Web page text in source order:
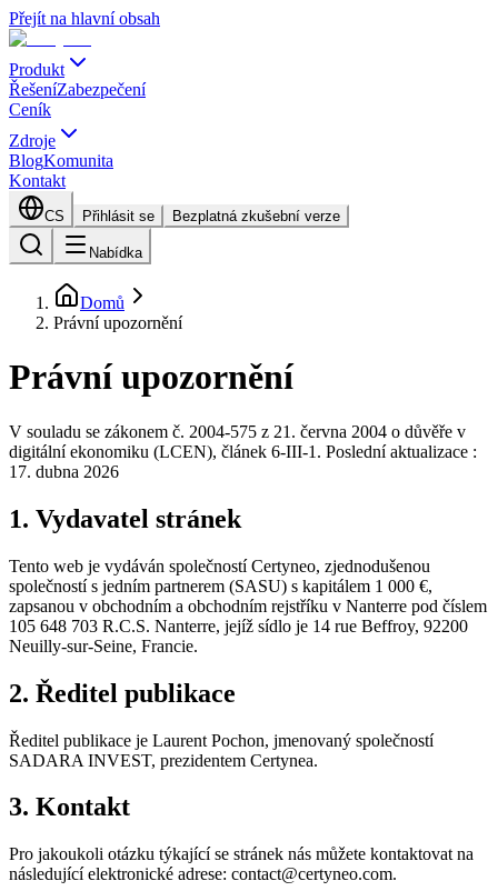
Přejít na hlavní obsah
Produkt
ŘešeníZabezpečení
Ceník
Zdroje
BlogKomunita
Kontakt
CS Přihlásit se Bezplatná zkušební verze
Nabídka
Domů
Právní upozornění
Právní upozornění
V souladu se zákonem č. 2004-575 z 21. června 2004 o důvěře v
digitální ekonomiku (LCEN), článek 6-III-1. Poslední aktualizace :
17. dubna 2026
1. Vydavatel stránek
Tento web je vydáván společností Certyneo, zjednodušenou
společností s jedním partnerem (SASU) s kapitálem 1 000 €,
zapsanou v obchodním a obchodním rejstříku v Nanterre pod číslem
105 648 703 R.C.S. Nanterre, jejíž sídlo je 14 rue Beffroy, 92200
Neuilly-sur-Seine, Francie.
2. Ředitel publikace
Ředitel publikace je Laurent Pochon, jmenovaný společností
SADARA INVEST, prezidentem Certynea.
3. Kontakt
Pro jakoukoli otázku týkající se stránek nás můžete kontaktovat na
následující elektronické adrese: contact@certyneo.com.